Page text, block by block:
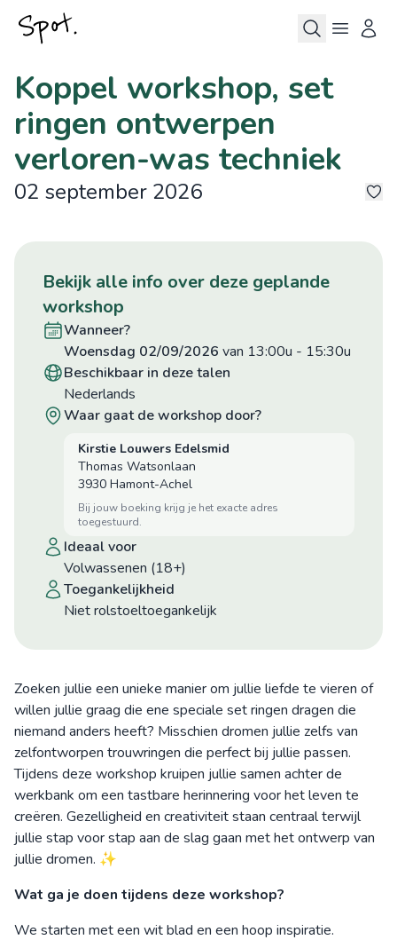
Koppel workshop, set
ringen ontwerpen
verloren-was techniek
02 september 2026
bekijk alle info over deze geplande
workshop
wanneer?
woensdag 02/09/2026 van 13:00u - 15:30u
beschikbaar in deze talen
Nederlands
waar gaat de workshop door?
Kirstie Louwers Edelsmid
Thomas Watsonlaan
3930 Hamont-Achel
bij jouw boeking krijg je het exacte adres
toegestuurd.
ideaal voor
Volwassenen (18+)
toegankelijkheid
niet rolstoeltoegankelijk
Zoeken jullie een unieke manier om jullie liefde te vieren of
willen jullie graag die ene speciale set ringen dragen die
niemand anders heeft? Misschien dromen jullie zelfs van
zelfontworpen trouwringen die perfect bij jullie passen.
Tijdens deze workshop kruipen jullie samen achter de
werkbank om een tastbare herinnering voor het leven te
creëren. Gezelligheid en creativiteit staan centraal terwijl
jullie stap voor stap aan de slag gaan met het ontwerp van
jullie dromen. ✨
Wat ga je doen tijdens deze workshop?
We starten met een wit blad en een hoop inspiratie.